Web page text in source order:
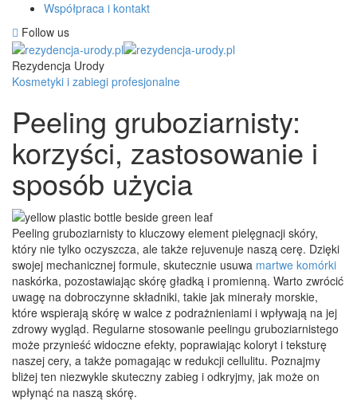
Współpraca i kontakt
Follow us
Rezydencja Urody
Kosmetyki i zabiegi profesjonalne
Peeling gruboziarnisty:
korzyści, zastosowanie i
sposób użycia
Peeling gruboziarnisty to kluczowy element pielęgnacji skóry,
który nie tylko oczyszcza, ale także rejuvenuje naszą cerę. Dzięki
swojej mechanicznej formule, skutecznie usuwa martwe komórki
naskórka, pozostawiając skórę gładką i promienną. Warto zwrócić
uwagę na dobroczynne składniki, takie jak minerały morskie,
które wspierają skórę w walce z podrażnieniami i wpływają na jej
zdrowy wygląd. Regularne stosowanie peelingu gruboziarnistego
może przynieść widoczne efekty, poprawiając koloryt i teksturę
naszej cery, a także pomagając w redukcji cellulitu. Poznajmy
bliżej ten niezwykle skuteczny zabieg i odkryjmy, jak może on
wpłynąć na naszą skórę.